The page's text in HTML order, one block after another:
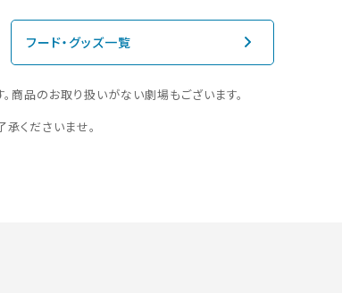
フード・グッズ一覧
商品のお取り扱いがない劇場もございます。
くださいませ。